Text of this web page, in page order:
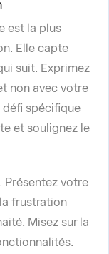
est la plus
Elle capte
suit. Exprimez
non avec votre
défi spécifique
et soulignez le
votre
frustration
Misez sur la